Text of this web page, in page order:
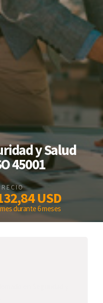
y Salud
45001
USD
durante 6 meses